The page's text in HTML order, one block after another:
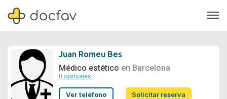
Soporte
Juan Romeu Bes
Médico estético en Barcelona
0 opiniones
Ver teléfono Solicitar reserva